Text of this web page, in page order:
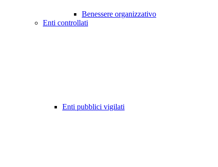
Benessere organizzativo
Enti controllati
Enti pubblici vigilati